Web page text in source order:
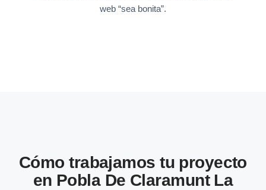
web “sea bonita”.
Cómo trabajamos tu proyecto
en Pobla De Claramunt La